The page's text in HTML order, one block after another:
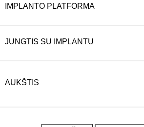
IMPLANTO PLATFORMA
JUNGTIS SU IMPLANTU
AUKŠTIS